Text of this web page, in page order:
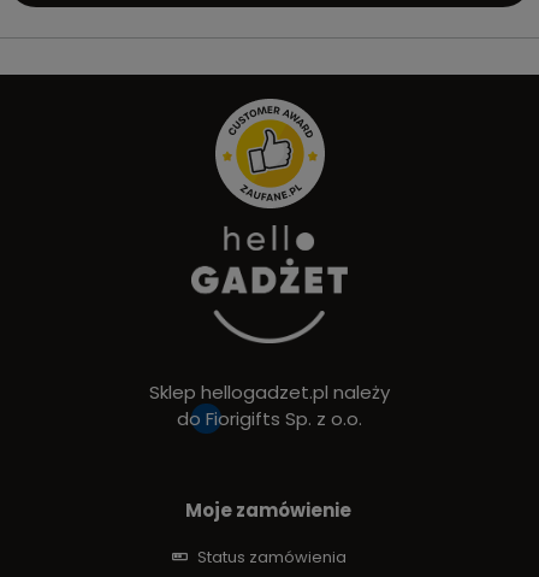
Sklep hellogadzet.pl należy
do Fiorigifts Sp. z o.o.
Moje zamówienie
Status zamówienia